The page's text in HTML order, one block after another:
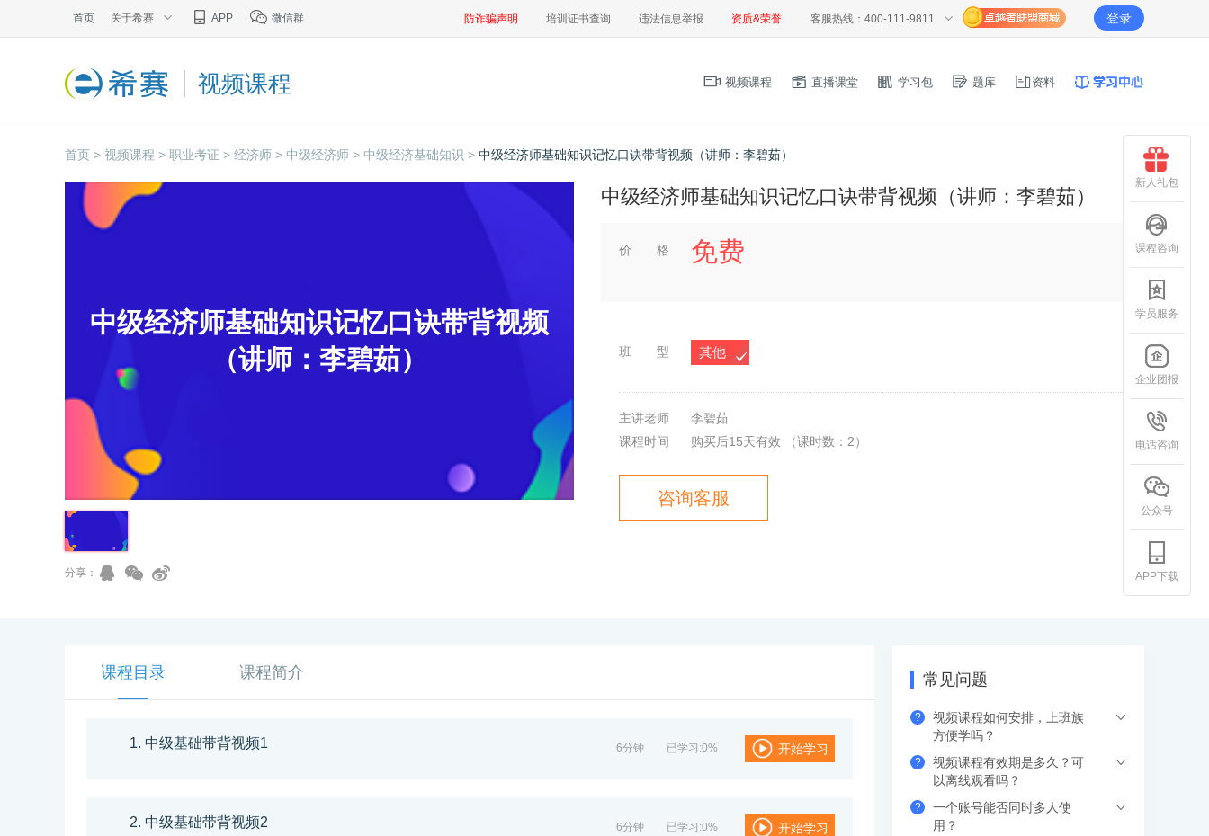
首页 关于希赛 APP 微信群 防诈骗声明 培训证书查询 违法信息举报 资质&荣誉 客服热线：400-111-9811 登录
视频课程 视频课程 直播课堂 学习包 题库 资料
首页 > 视频课程 > 职业考证 > 经济师 > 中级经济师 > 中级经济基础知识 > 中级经济师基础知识记忆口诀带背视频（讲师：李碧茹）
中级经济师基础知识记忆口诀带背视频
（讲师：李碧茹）
（讲师：李碧茹）
分享：
中级经济师基础知识记忆口诀带背视频（讲师：李碧茹）
价 格 免费
班 型 其他
主讲老师
李碧茹
课程时间
购买后15天有效 （课时数： 2）
咨询客服
课程目录 课程简介
1. 中级基础带背视频1 开始学习
6分钟 已学习:0%
2. 中级基础带背视频2 开始学习
6分钟 已学习:0%
常见问题
?
视频课程如何安排，上班族
方便学吗？
下单支付后，可以在网页、APP（应用市
习中心-视频课程菜单观看，有效期内随时
?
视频课程有效期是多久？可
以离线观看吗？
视频课程有效期是365天（具体参考产品
?
一个账号能否同时多人使
用？
新人礼包
课程咨询
学员服务
企业团报
电话咨询
公众号
APP下载